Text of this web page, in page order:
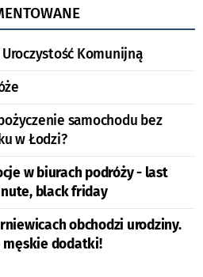
Uroczystość Komunijną
samochodu bez
w Łodzi?
w biurach podróży - last
black friday
obchodzi urodziny.
dodatki!